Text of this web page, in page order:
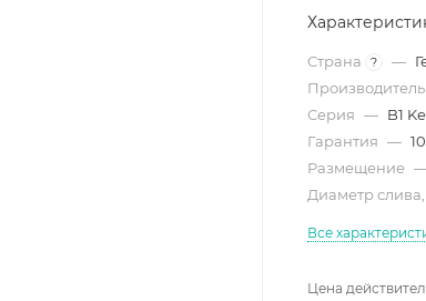
Страна ? —
Производитель
Серия — B1
Гарантия —
Размещение
Диаметр
Все
Цена